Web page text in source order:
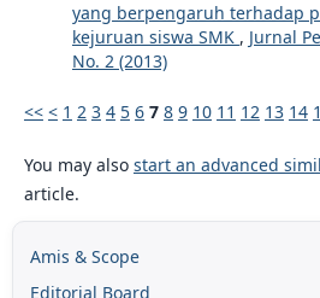
yang berpengaruh terhadap
kejuruan siswa SMK , Jurnal
No. 2 (2013)
<< < 1 2 3 4 5 6 7 8 9 10 11 12 13 14
You may also start an advanced
article.
Amis & Scope
Editorial Board